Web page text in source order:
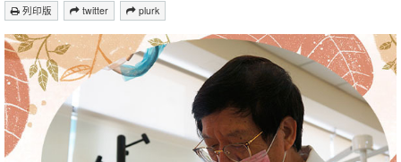
列印版 twitter plurk